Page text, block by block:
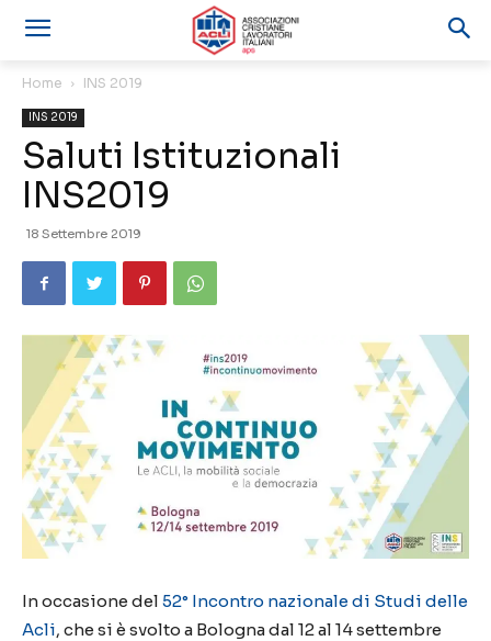
Home INS 2019
INS 2019
Saluti Istituzionali
INS2019
18 Settembre 2019
In occasione del 52° Incontro nazionale di Studi delle
Acli, che si è svolto a Bologna dal 12 al 14 settembre